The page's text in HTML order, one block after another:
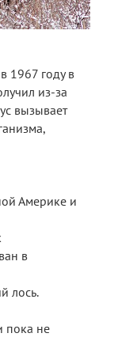
в 1967 году в
из-за
вызывает
Америке и
в
лось.
пока не